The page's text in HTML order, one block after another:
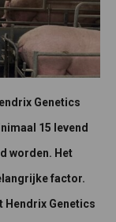
Genetics
15 levend
worden. Het
factor.
Hendrix Genetics